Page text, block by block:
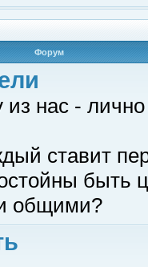
Форум
нас -
ставит
быть
общими?